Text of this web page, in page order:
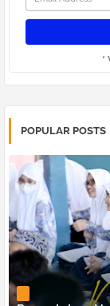
*
POPULAR POSTS